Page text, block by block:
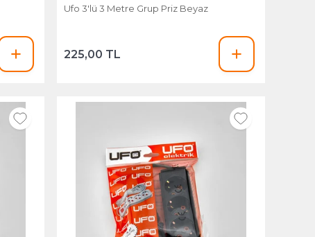
Ufo 3'lü 3 Metre Grup Priz Beyaz
225,00 TL